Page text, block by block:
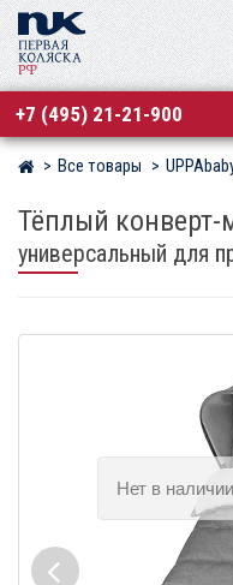
+7 (495) 21-21-900
Магазин детских колясок
Все товары
Тёплый конверт-
универсальный для